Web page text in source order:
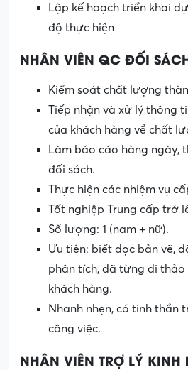
Lập kế hoạch triển khai
độ thực hiện
NHÂN VIÊN QC ĐỐI
Kiểm soát chất lượng
Tiếp nhận và xử lý thông
của khách hàng về chất
Làm báo cáo hàng ngày,
đối sách.
Thực hiện các nhiệm vụ
Tốt nghiệp Trung cấp trở
Số lượng: 1 (nam + nữ).
Ưu tiên: biết đọc bản vẽ,
phân tích, đã từng đi
khách hàng.
Nhanh nhẹn, có tinh thần
công việc.
NHÂN VIÊN TRỢ LÝ KINH